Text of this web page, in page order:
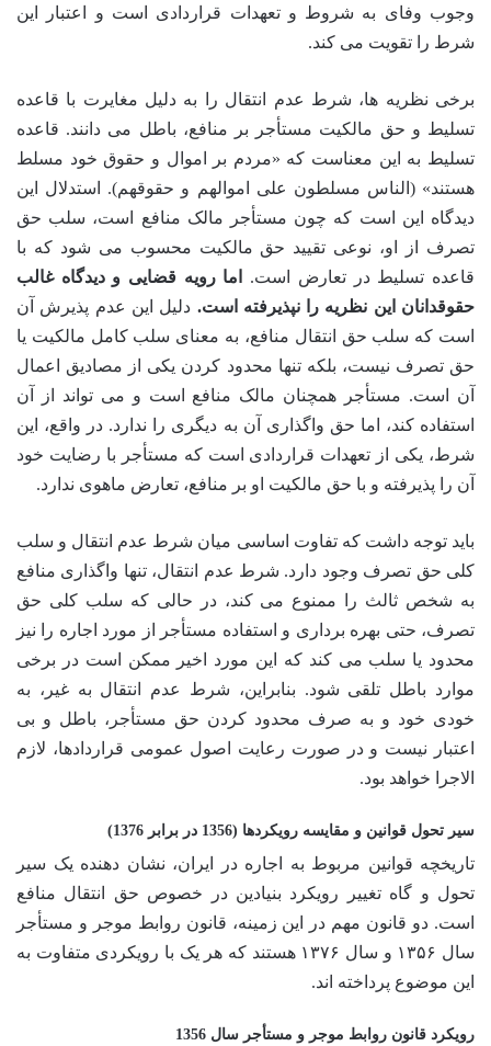
وجوب وفای به شروط و تعهدات قراردادی است و اعتبار این
شرط را تقویت می کند.
برخی نظریه ها، شرط عدم انتقال را به دلیل مغایرت با قاعده
تسلیط و حق مالکیت مستأجر بر منافع، باطل می دانند. قاعده
تسلیط به این معناست که «مردم بر اموال و حقوق خود مسلط
هستند» (الناس مسلطون علی اموالهم و حقوقهم). استدلال این
دیدگاه این است که چون مستأجر مالک منافع است، سلب حق
تصرف از او، نوعی تقیید حق مالکیت محسوب می شود که با
قاعده تسلیط در تعارض است.
اما رویه قضایی و دیدگاه غالب
حقوقدانان این نظریه را نپذیرفته است. دلیل این عدم پذیرش آن
است که سلب حق انتقال منافع، به معنای سلب کامل مالکیت یا
حق تصرف نیست، بلکه تنها محدود کردن یکی از مصادیق اعمال
آن است. مستأجر همچنان مالک منافع است و می تواند از آن
استفاده کند، اما حق واگذاری آن به دیگری را ندارد. در واقع، این
شرط، یکی از تعهدات قراردادی است که مستأجر با رضایت خود
آن را پذیرفته و با حق مالکیت او بر منافع، تعارض ماهوی ندارد.
باید توجه داشت که تفاوت اساسی میان شرط عدم انتقال و سلب
کلی حق تصرف وجود دارد. شرط عدم انتقال، تنها واگذاری منافع
به شخص ثالث را ممنوع می کند، در حالی که سلب کلی حق
تصرف، حتی بهره برداری و استفاده مستأجر از مورد اجاره را نیز
محدود یا سلب می کند که این مورد اخیر ممکن است در برخی
موارد باطل تلقی شود. بنابراین، شرط عدم انتقال به غیر، به
خودی خود و به صرف محدود کردن حق مستأجر، باطل و بی
اعتبار نیست و در صورت رعایت اصول عمومی قراردادها، لازم
الاجرا خواهد بود.
سیر تحول قوانین و مقایسه رویکردها (1356 در برابر 1376)
تاریخچه قوانین مربوط به اجاره در ایران، نشان دهنده یک سیر
تحول و گاه تغییر رویکرد بنیادین در خصوص حق انتقال منافع
است. دو قانون مهم در این زمینه، قانون روابط موجر و مستأجر
سال ۱۳۵۶ و سال ۱۳۷۶ هستند که هر یک با رویکردی متفاوت به
این موضوع پرداخته اند.
رویکرد قانون روابط موجر و مستأجر سال 1356